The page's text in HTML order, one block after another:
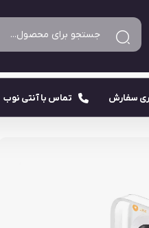
سفارش تماس با آنتی نوب
هندزفری بیسیم و ایرپاد گیمینگ